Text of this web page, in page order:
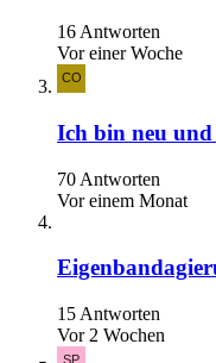
16 Antworten
Vor einer Woche
Ich bin neu
70 Antworten
Vor einem Monat
15 Antworten
Vor 2 Wochen